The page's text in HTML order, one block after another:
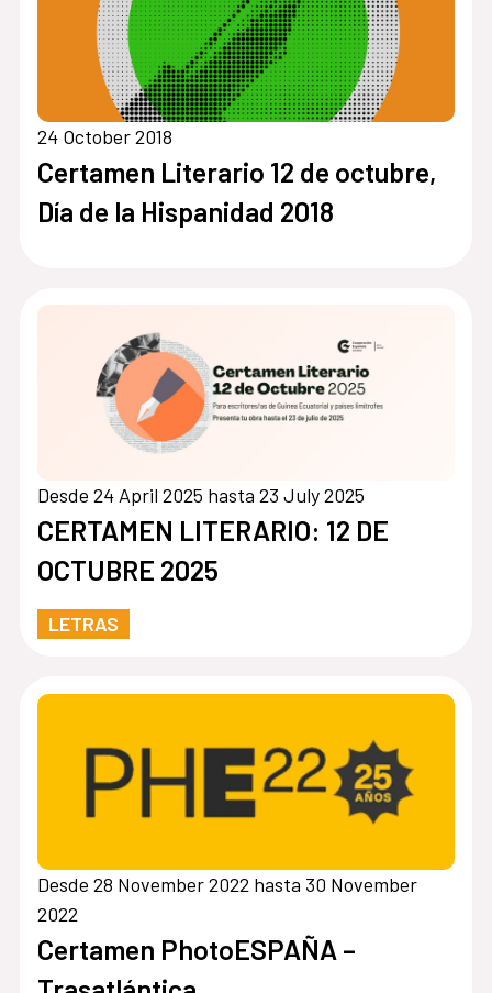
24 October 2018
Certamen Literario 12 de octubre,
Día de la Hispanidad 2018
Desde 24 April 2025 hasta 23 July 2025
CERTAMEN LITERARIO: 12 DE
OCTUBRE 2025
LETRAS
Desde 28 November 2022 hasta 30 November
2022
Certamen PhotoESPAÑA –